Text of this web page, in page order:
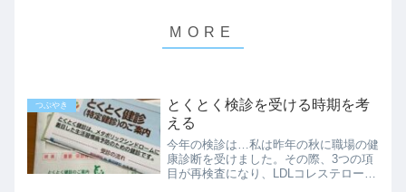
つぶやき
とくとく検診を受ける時期を考
える
今年の検診は…私は昨年の秋に職場の健
康診断を受けました。その際、3つの項
目が再検査になり、LDLコレステロール